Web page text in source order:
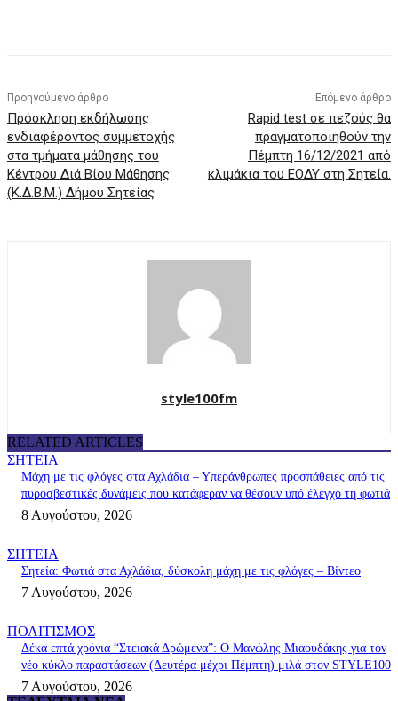
Προηγούμενο άρθρο
Πρόσκληση εκδήλωσης
ενδιαφέροντος συμμετοχής
στα τμήματα μάθησης του
Κέντρου Διά Βίου Μάθησης
(Κ.Δ.Β.Μ.) Δήμου Σητείας
Επόμενο άρθρο
Rapid test σε πεζούς θα
πραγματοποιηθούν την
Πέμπτη 16/12/2021 από
κλιμάκια του ΕΟΔΥ στη Σητεία.
style100fm
RELATED ARTICLES
ΣΗΤΕΙΑ
Μάχη με τις φλόγες στα Αχλάδια – Υπεράνθρωπες προσπάθειες από τις
πυροσβεστικές δυνάμεις που κατάφεραν να θέσουν υπό έλεγχο τη φωτιά
8 Αυγούστου, 2026
ΣΗΤΕΙΑ
Σητεία: Φωτιά στα Αχλάδια, δύσκολη μάχη με τις φλόγες – Βίντεο
7 Αυγούστου, 2026
ΠΟΛΙΤΙΣΜΟΣ
Δέκα επτά χρόνια “Στειακά Δρώμενα”: Ο Μανώλης Μιαουδάκης για τον
νέο κύκλο παραστάσεων (Δευτέρα μέχρι Πέμπτη) μιλά στον STYLE100
7 Αυγούστου, 2026